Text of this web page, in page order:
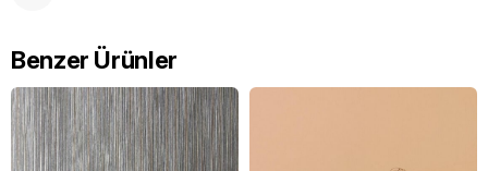
Benzer Ürünler